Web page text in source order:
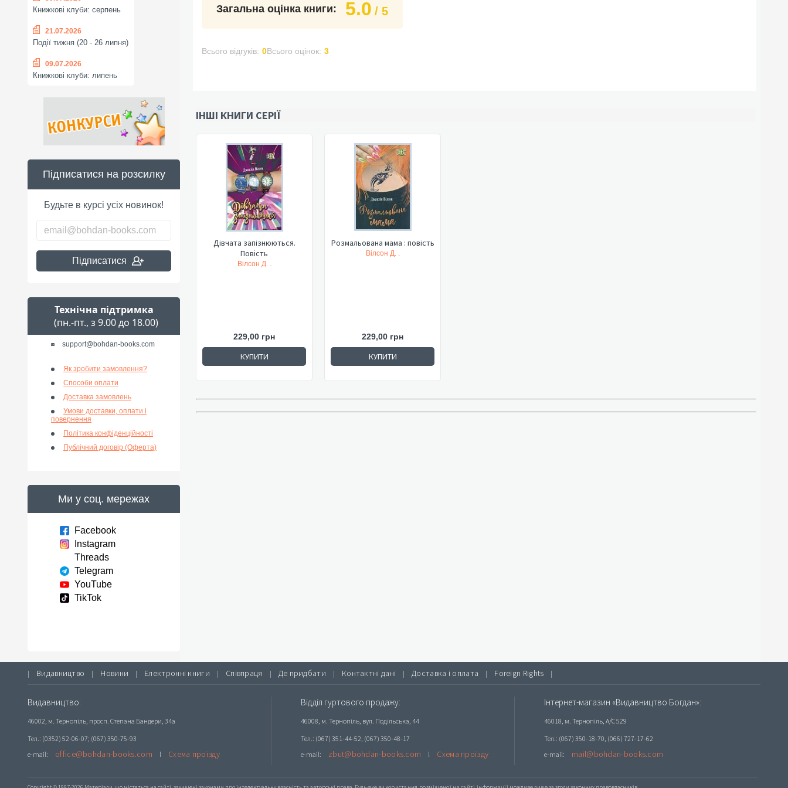
Книжкові клуби: серпень
21.07.2026
Події тижня (20 - 26 липня)
09.07.2026
Книжкові клуби: липень
Підписатися на розсилку
Будьте в курсі усіх новинок!
Підписатися
Технічна підтримка
(пн.-пт., з 9.00 до 18.00)
support@bohdan-books.com
Як зробити замовлення?
Способи оплати
Доставка замовлень
Умови доставки, оплати і
повернення
Політика конфіденційності
Публічний договір (Оферта)
Ми у соц. мережах
Facebook
Instagram
Threads
Telegram
YouTube
TikTok
Загальна оцінка книги: 5.0 / 5
Всього відгуків: 0Всього оцінок: 3
ІНШІ КНИГИ СЕРІЇ
Дівчата запізнюються.
Повість
Вілсон Д. .
229,00 грн
КУПИТИ
Розмальована мама : повість
Вілсон Д. .
229,00 грн
КУПИТИ
| Видавництво | Новини | Електронні книги | Співпраця | Де придбати | Контактні дані | Доставка і оплата | Foreign Rights |
Видавництво:
46002, м. Тернопіль, просп. Степана Бандери, 34а
Тел.: (0352) 52-06-07; (067) 350-75-93
e-mail:
office@bohdan-books.com l Схема проїзду
Відділ гуртового продажу:
46008, м. Тернопіль, вул. Подільська, 44
Тел.: (067) 351-44-52, (067) 350-48-17
e-mail:
zbut@bohdan-books.com l Схема проїзду
Інтернет-магазин «Видавництво Богдан»:
46018, м. Тернопіль, А/С 529
Тел.: (067) 350-18-70, (066) 727-17-62
e-mail:
mail@bohdan-books.com